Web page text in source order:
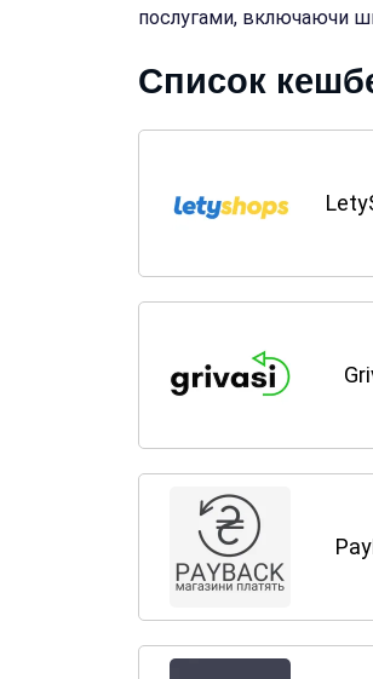
послугами, включаючи
Список